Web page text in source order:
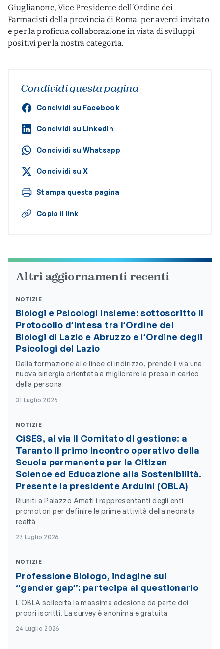
Giuglianone, Vice Presidente dell’Ordine dei
Farmacisti della provincia di Roma, per averci invitato
e per la proficua collaborazione in vista di sviluppi
positivi per la nostra categoria.
Condividi questa pagina
Condividi su Facebook
Condividi su LinkedIn
Condividi su Whatsapp
Condividi su X
Stampa questa pagina
Copia il link
Altri aggiornamenti recenti
NOTIZIE
Biologi e Psicologi insieme: sottoscritto il
Protocollo d’Intesa tra l’Ordine dei
Biologi di Lazio e Abruzzo e l’Ordine degli
Psicologi del Lazio
Dalla formazione alle linee di indirizzo, prende il via una
nuova sinergia orientata a migliorare la presa in carico
della persona
31 Luglio 2026
NOTIZIE
CiSES, al via il Comitato di gestione: a
Taranto il primo incontro operativo della
Scuola permanente per la Citizen
Science ed Educazione alla Sostenibilità.
Presente la presidente Arduini (OBLA)
Riuniti a Palazzo Amati i rappresentanti degli enti
promotori per definire le prime attività della neonata
realtà
27 Luglio 2026
NOTIZIE
Professione Biologo, indagine sul
“gender gap”: partecipa al questionario
L'OBLA sollecita la massima adesione da parte dei
propri iscritti. La survey è anonima e gratuita
24 Luglio 2026